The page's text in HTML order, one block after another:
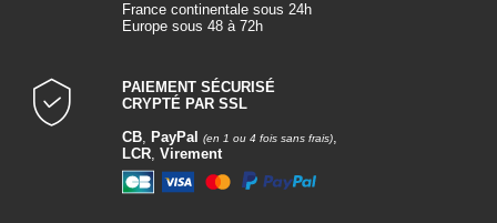
France continentale sous 24h
Europe sous 48 à 72h
PAIEMENT SÉCURISÉ
CRYPTÉ PAR SSL
CB, PayPal (en 1 ou 4 fois sans frais),
LCR, Virement